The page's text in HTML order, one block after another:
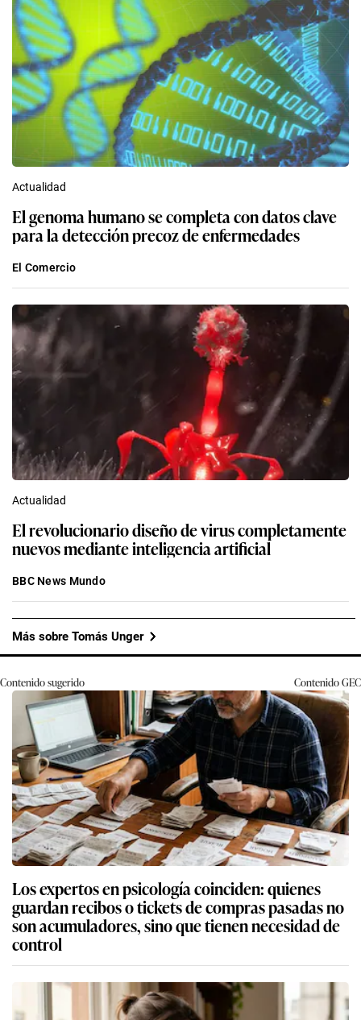
Actualidad
El genoma humano se completa con datos clave
para la detección precoz de enfermedades
El Comercio
Actualidad
El revolucionario diseño de virus completamente
nuevos mediante inteligencia artificial
BBC News Mundo
Más sobre Tomás Unger
Contenido sugerido ContenidoGEC
Los expertos en psicología coinciden: quienes
guardan recibos o tickets de compras pasadas no
son acumuladores, sino que tienen necesidad de
control